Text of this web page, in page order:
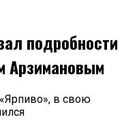
подробности
Арзимановым
в свою